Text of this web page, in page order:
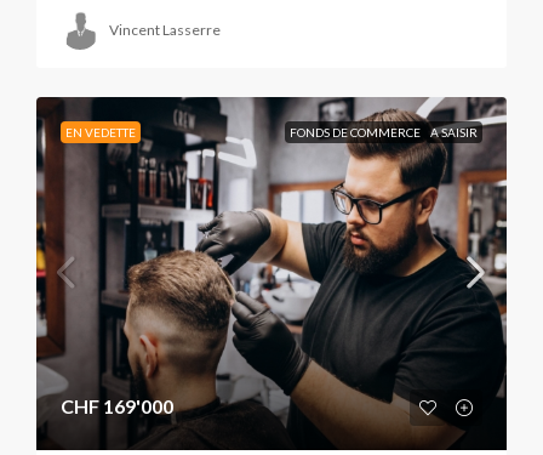
Vincent Lasserre
EN VEDETTE FONDS DE COMMERCE A SAISIR
CHF 169'000